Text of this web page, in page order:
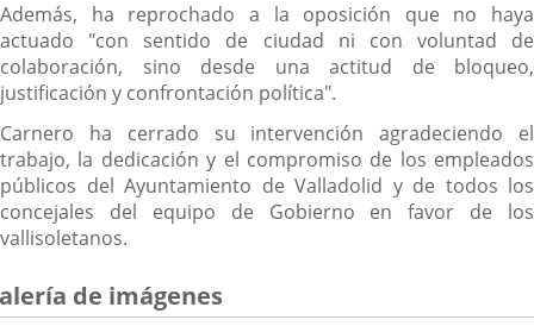
Además, ha reprochado a la oposición que no haya
actuado "con sentido de ciudad ni con voluntad de
colaboración, sino desde una actitud de bloqueo,
justificación y confrontación política".
Carnero ha cerrado su intervención agradeciendo el
trabajo, la dedicación y el compromiso de los empleados
públicos del Ayuntamiento de Valladolid y de todos los
concejales del equipo de Gobierno en favor de los
vallisoletanos.
de imágenes